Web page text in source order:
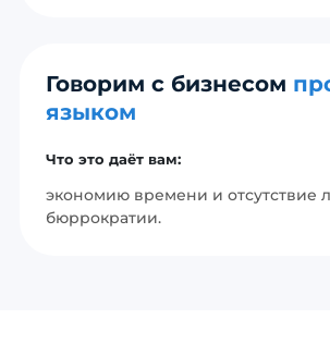
Говорим с бизнесом
языком
Что это даёт вам:
экономию времени и отсутствие
бюррократии.